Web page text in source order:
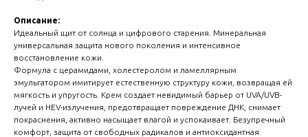
Описание:
Идеальный щит от солнца и цифрового старения. Минеральная
универсальная защита нового поколения и интенсивное
восстановление кожи.
Формула с церамидами, холестеролом и ламеллярным
эмульгатором имитирует естественную структуру кожи, возвращая ей
мягкость и упругость. Крем создает невидимый барьер от UVA/UVB-
лучей и HEV-излучения, предотвращает повреждение ДНК, снимает
покраснения, активно насыщает влагой и успокаивает. Безупречный
комфорт, защита от свободных радикалов и антиоксидантная